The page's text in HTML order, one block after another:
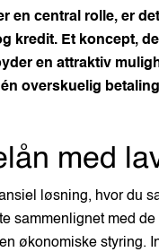
en central rolle, er
kredit. Et koncept,
en attraktiv
overskuelig
med
løsning, hvor du
sammenlignet med
økonomiske styring.